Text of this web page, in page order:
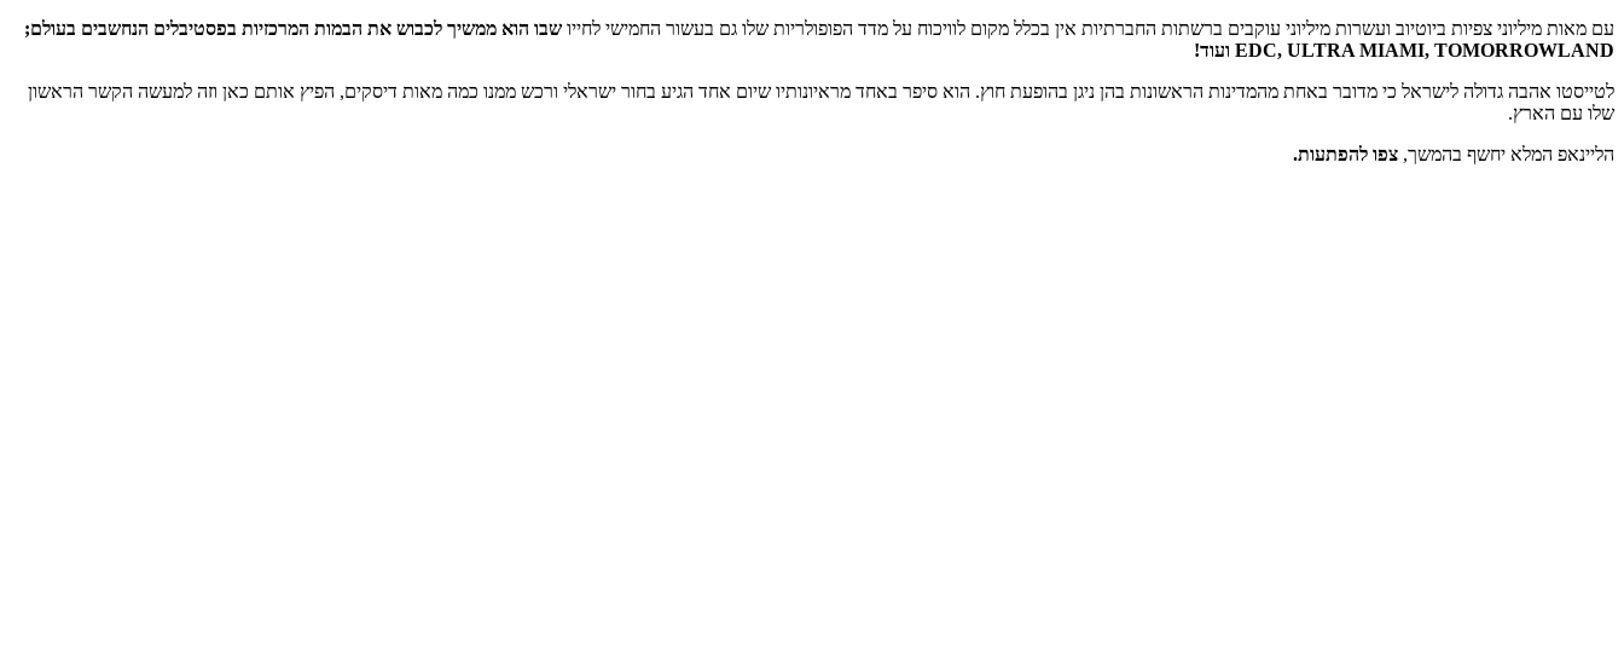
עם מאות מיליוני צפיות ביוטיוב ועשרות מיליוני עוקבים ברשתות החברתיות אין בכלל מקום לוויכוח על מדד הפופולריות שלו גם בעשור החמישי לחייו שבו הוא ממשיך לכבוש את הבמות המרכזיות בפסטיבלים הנחשבים בעולם;
EDC, ULTRA MIAMI, TOMORROWLAND ועוד!
לטייסטו אהבה גדולה לישראל כי מדובר באחת מהמדינות הראשונות בהן ניגן בהופעת חוץ. הוא סיפר באחד מראיונותיו שיום אחד הגיע בחור ישראלי ורכש ממנו כמה מאות דיסקים, הפיץ אותם כאן וזה למעשה הקשר הראשון
שלו עם הארץ.
הליינאפ המלא יחשף בהמשך, צפו להפתעות.